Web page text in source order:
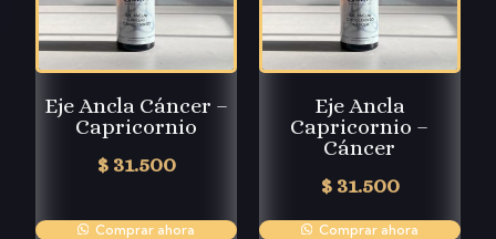
Eje Ancla Cáncer –
Capricornio
$ 31.500
Comprar ahora
Eje Ancla
Capricornio –
Cáncer
$31.500
Comprar ahora